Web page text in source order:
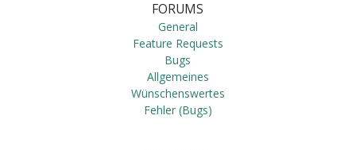
FORUMS
General
Feature Requests
Bugs
Allgemeines
Wünschenswertes
Fehler (Bugs)